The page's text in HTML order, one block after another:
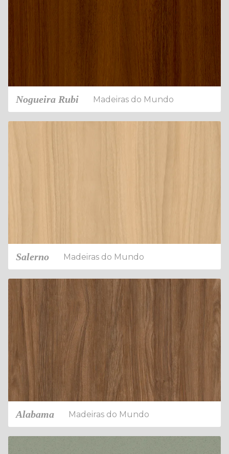
Nogueira Rubi Madeiras do Mundo
Salerno Madeiras do Mundo
Alabama Madeiras do Mundo